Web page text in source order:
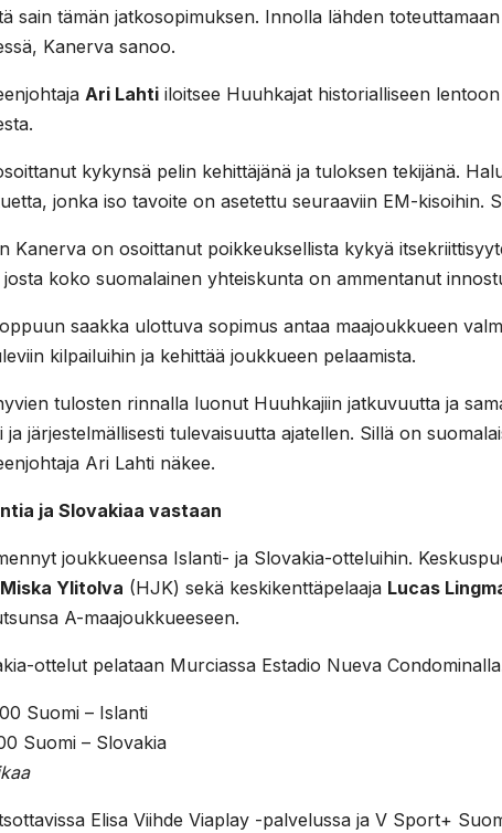
sain tämän jatkosopimuksen. Innolla lähden
Kanerva sanoo.
Ari Lahti iloitsee Huuhkajat historialliseen
kykynsä pelin kehittäjänä ja tuloksen tekijänä.
jonka iso tavoite on asetettu seuraaviin EM-kisoihin.
Kanerva on osoittanut poikkeuksellista kykyä
koko suomalainen yhteiskunta on ammentanut
saakka ulottuva sopimus antaa maajoukkueen
kilpailuihin ja kehittää joukkueen pelaamista.
tulosten rinnalla luonut Huuhkajiin jatkuvuutta ja
ja järjestelmällisesti tulevaisuutta ajatellen. Sillä on
Ari Lahti näkee.
ja Slovakiaa vastaan
joukkueensa Islanti- ja Slovakia-otteluihin.
Miska Ylitolva (HJK) sekä keskikenttäpelaaja Lucas
A-maajoukkueeseen.
ottelut pelataan Murciassa Estadio Nueva
Suomi – Islanti
Suomi – Slovakia
Elisa Viihde Viaplay -palvelussa ja V Sport+